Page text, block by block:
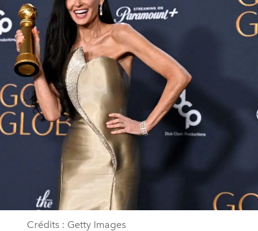
Crédits : Getty Images